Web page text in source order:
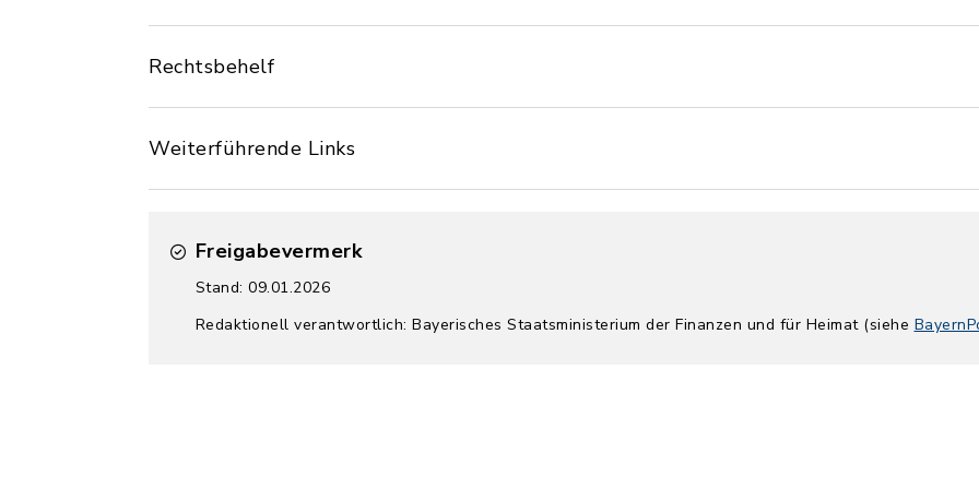
Rechtsbehelf
Weiterführende Links
Freigabevermerk
Stand: 09.01.2026
Redaktionell verantwortlich: Bayerisches Staatsministerium der Finanzen und für Heimat (siehe